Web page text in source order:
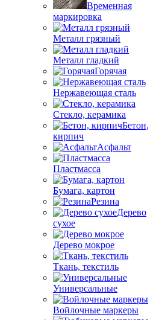
Временная
маркировка
Металл грязный
Металл гладкий
Горячая
Нержавеющая сталь
Стекло, керамика
Бетон,
кирпич
Асфальт
Пластмасса
Бумага, картон
Резина
Дерево
сухое
Дерево мокрое
Ткань, текстиль
Универсальные
Войлочные маркеры